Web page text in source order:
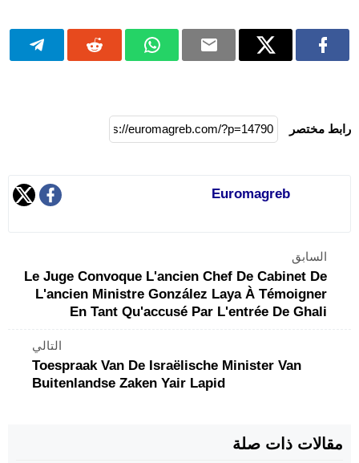
رابط مختصر
Euromagreb
السابق
Le Juge Convoque L'ancien Chef De Cabinet De
L'ancien Ministre González Laya À Témoigner
En Tant Qu'accusé Par L'entrée De Ghali
التالي
Toespraak Van De Israëlische Minister Van
Buitenlandse Zaken Yair Lapid
مقالات ذات صلة